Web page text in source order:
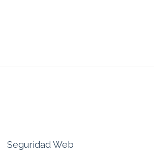
Seguridad Web